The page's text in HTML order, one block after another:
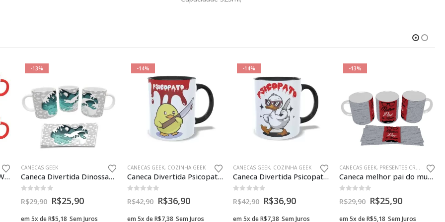
PRESENTES CRIATIVOS NAMORADOS GEEK
2 Canecas Casal Maluco Wonderland Presente Namorados Geek
-13%
CANECAS GEEK
Caneca Divertida Dinossauro T-rex Silhueta Presente Geek
R$29,90 R$25,90
em 5x deR$5,18 Sem Juros
-14%
CANECAS GEEK, COZINHA GEEK
Caneca Divertida Psicopato Amarelo 325ml – Oficial Geek Vip
R$42,90 R$36,90
em 5x deR$7,38 Sem Juros
-14%
CANECAS GEEK, COZINHA GEEK
Caneca Divertida Psicopato Branco 325ml – Oficial Geek Vip
R$42,90 R$36,90
em 5x deR$7,38 Sem Juros
-13%
CANECAS GEEK, PRESENTES CRIATIVOS PAIS GEEK
Caneca melhor pai do mundo presente criativo geek
R$29,90 R$25,90
em 5x deR$5,18 Sem Juros